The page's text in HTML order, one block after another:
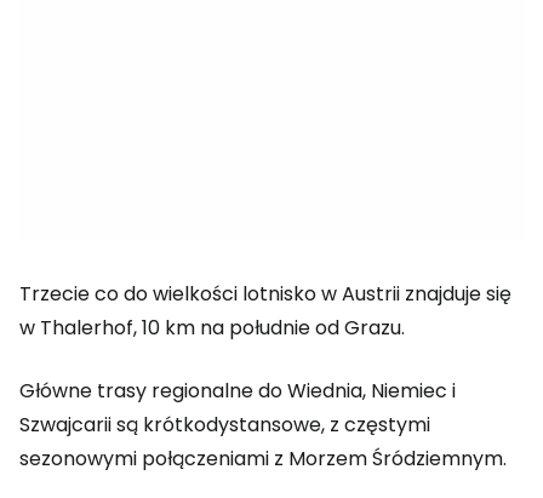
Trzecie co do wielkości lotnisko w Austrii znajduje się
w Thalerhof, 10 km na południe od Grazu.
Główne trasy regionalne do Wiednia, Niemiec i
Szwajcarii są krótkodystansowe, z częstymi
sezonowymi połączeniami z Morzem Śródziemnym.